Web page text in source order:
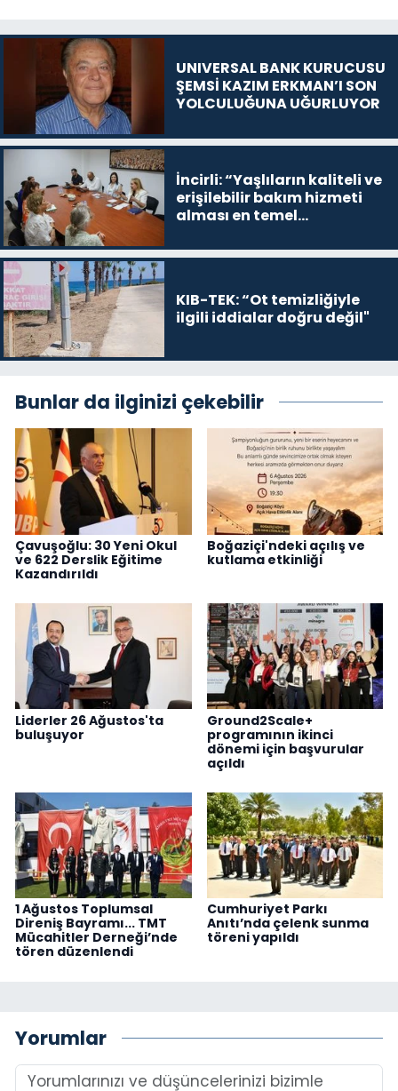
UNIVERSAL BANK KURUCUSU
ŞEMSİ KAZIM ERKMAN’I SON
YOLCULUĞUNA UĞURLUYOR
İncirli: “Yaşlıların kaliteli ve
erişilebilir bakım hizmeti
alması en temel
KIB-TEK: “Ot temizliğiyle
ilgili iddialar doğru değil"
Bunlar da ilginizi çekebilir
Çavuşoğlu: 30 Yeni Okul
ve 622 Derslik Eğitime
Kazandırıldı
Boğaziçi'ndeki açılış ve
kutlama etkinliği
Liderler 26 Ağustos'ta
buluşuyor
Ground2Scale+
programının ikinci
dönemi için başvurular
açıldı
1 Ağustos Toplumsal
Direniş Bayramı... TMT
Mücahitler Derneği’nde
tören düzenlendi
Cumhuriyet Parkı
Anıtı’nda çelenk sunma
töreni yapıldı
Yorumlar